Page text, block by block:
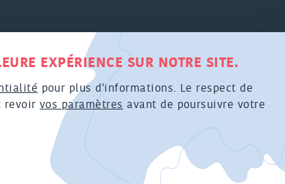
LA COLLECTE DE RENSEIGNEMENTS
EXPÉRIENCE SUR NOTRE SITE.
pour plus d'informations. Le respect de
revoir vos paramètres avant de poursuivre votre